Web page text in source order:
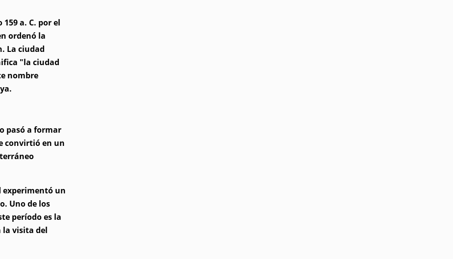
a. C. por el
ordenó la
La ciudad
"la ciudad
nombre
pasó a formar
convirtió en un
experimentó un
Uno de los
período es la
la visita del